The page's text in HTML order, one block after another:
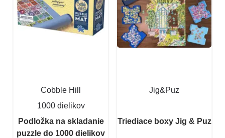
Cobble Hill
1000 dielikov
Podložka na skladanie
puzzle do 1000 dielikov
Jig&Puz
Triediace boxy Jig & Puz